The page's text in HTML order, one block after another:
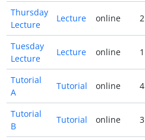
Thursday
Lecture
Lecture online 2
Tuesday
Lecture
Lecture online 1
Tutorial
A
Tutorial online 4
Tutorial
B
Tutorial online 3